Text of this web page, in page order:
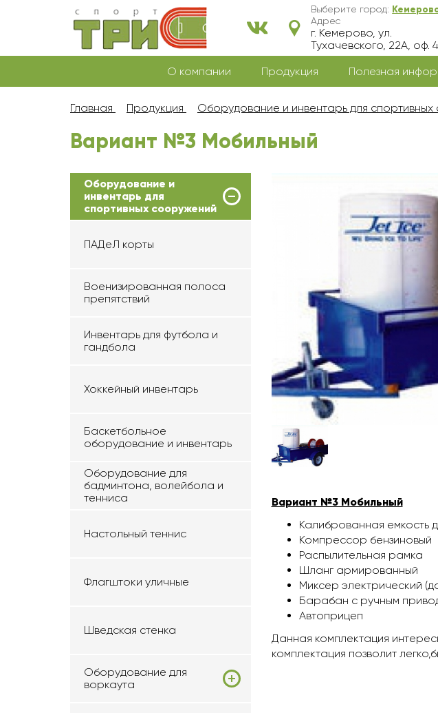
Выберите город:
Адрес
г. Кемерово, ул.
Тухачевского, 22А, оф.
О компании Продукция Полезная
Главная Продукция Оборудование и инвентарь для
Вариант №3 Мобильный
Оборудование и
инвентарь для
спортивных сооружений
ПАДеЛ корты
Военизированная полоса
препятствий
Инвентарь для футбола и
гандбола
Хоккейный инвентарь
Баскетбольное
оборудование и инвентарь
Оборудование для
бадминтона, волейбола и
тенниса
Настольный теннис
Флагштоки уличные
Шведская стенка
Оборудование для
воркаута
Вариант №3 Мобильный
Калиброванная емкость
Компрессор бензиновый
Распылительная рамка
Шланг армированный
Миксер электрический
Барабан с ручным
Автоприцеп
Данная комплектация
комплектация позволит